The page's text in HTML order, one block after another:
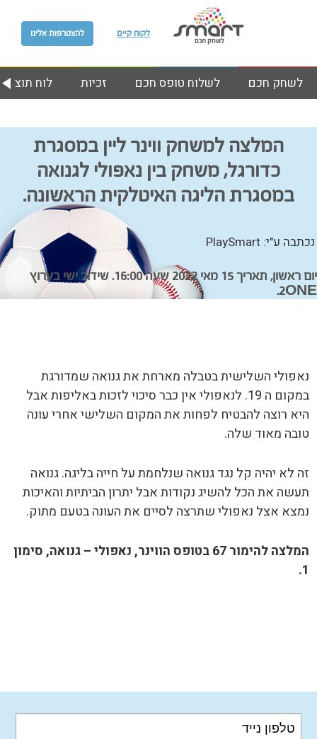
להצטרפות אלינו לקוח קיים
לוח זכיות לשלוח טופס חכם לשחק חכם
המלצה למשחק ווינר ליין במסגרת
כדורגל, משחק בין נאפולי לגנואה
במסגרת הליגה האיטלקית הראשונה.
נכתבה ע"י: PlaySmart
יום ראשון, תאריך 15 מאי 2022 שעה 16:00. שידור ישי בערוץ
2ONE.
נאפולי השלישית בטבלה מארחת את גנואה שמדורגת
במקום ה 19. לנאפולי אין כבר סיכוי לזכות באליפות אבל
היא רוצה להבטיח לפחות את המקום השלישי אחרי עונה
טובה מאוד שלה.
זה לא יהיה קל נגד גנואה שנלחמת על חייה בליגה. גנואה
תעשה את הכל להשיג נקודות אבל יתרון הביתיות והאיכות
נמצא אצל נאפולי שתרצה לסיים את העונה בטעם מתוק.
המלצה להימור 67 בטופס הווינר, נאפולי – גנואה, סימון
1.